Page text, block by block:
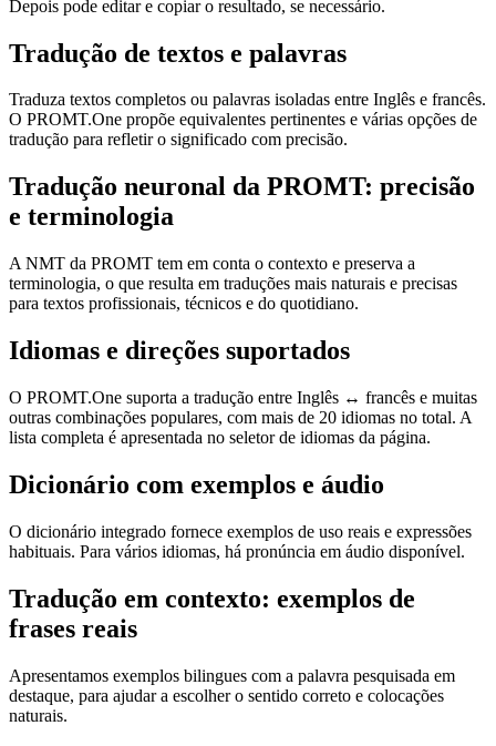
Depois pode editar e copiar o resultado, se necessário.
Tradução de textos e palavras
Traduza textos completos ou palavras isoladas entre Inglês e francês.
O PROMT.One propõe equivalentes pertinentes e várias opções de
tradução para refletir o significado com precisão.
Tradução neuronal da PROMT: precisão
e terminologia
A NMT da PROMT tem em conta o contexto e preserva a
terminologia, o que resulta em traduções mais naturais e precisas
para textos profissionais, técnicos e do quotidiano.
Idiomas e direções suportados
O PROMT.One suporta a tradução entre Inglês ↔ francês e muitas
outras combinações populares, com mais de 20 idiomas no total. A
lista completa é apresentada no seletor de idiomas da página.
Dicionário com exemplos e áudio
O dicionário integrado fornece exemplos de uso reais e expressões
habituais. Para vários idiomas, há pronúncia em áudio disponível.
Tradução em contexto: exemplos de
frases reais
Apresentamos exemplos bilingues com a palavra pesquisada em
destaque, para ajudar a escolher o sentido correto e colocações
naturais.